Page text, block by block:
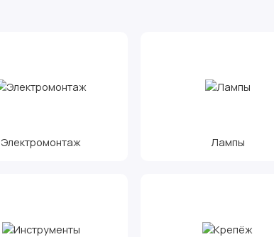
Электромонтаж Лампы